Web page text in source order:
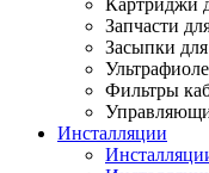
Картриджи
Запчасти
Засыпки
Фильтры
Инсталляции